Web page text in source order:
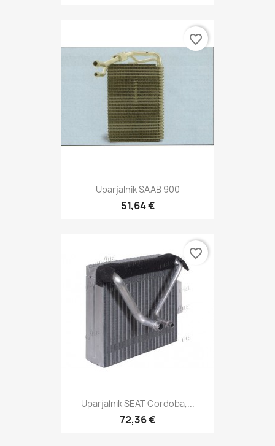
Uparjalnik SAAB 900
51,64 €
favorite_border
Uparjalnik SEAT Cordoba,...
72,36 €
favorite_border